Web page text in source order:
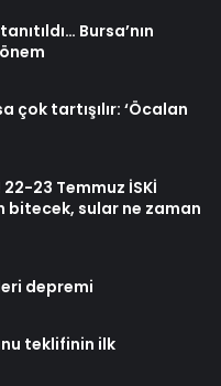
Bursa’nın
çok tartışılır: ‘Öcalan
23 Temmuz İSKİ
bitecek, sular ne zaman
depremi
teklifinin ilk